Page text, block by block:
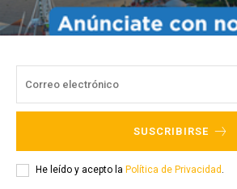
SUSCRIBIRSE
He leído y acepto la Política de Privacidad .